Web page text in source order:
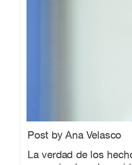
Post by Ana Velasco
La verdad de los